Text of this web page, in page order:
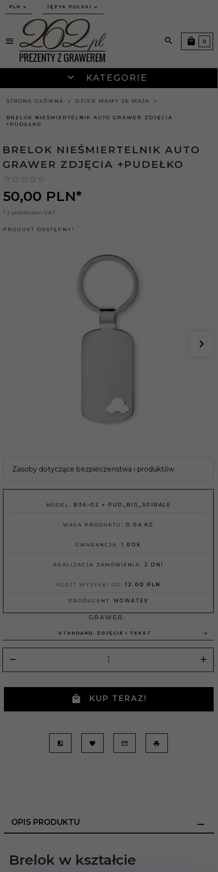
currency_h
PLN JĘZYK POLSKI
KATEGORIE
0
STRONA GŁÓWNA DZIEŃ MAMY 26 MAJA
BRELOK NIEŚMIERTELNIK AUTO GRAWER ZDJĘCIA
+PUDEŁKO
BRELOK NIEŚMIERTELNIK AUTO
GRAWER ZDJĘCIA +PUDEŁKO
50,00 PLN*
* z podatkiem VAT
PRODUKT DOSTĘPNY!
Zasoby dotyczące bezpieczeństwa i produktów
MODEL: B36-02 + PUD_BIG_SPIRALE
WAGA PRODUKTU: 0.04 KG
GWARANCJA: 1 ROK
REALIZACJA ZAMÓWIENIA: 2 DNI
KOSZT WYSYŁKI OD: 12.00 PLN
PRODUCENT: MOWATEX
GRAWER:
STANDARD: ZDJĘCIE I TEKST
KUP TERAZ!
OPIS PRODUKTU
Brelok w kształcie